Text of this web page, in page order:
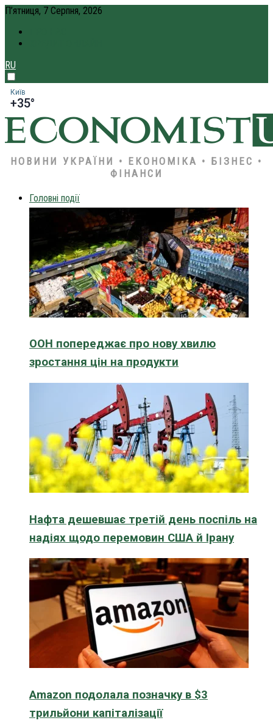
П’ятниця, 7 Серпня, 2026
RU
Київ
+35°
НОВИНИ УКРАЇНИ • ЕКОНОМІКА • БІЗНЕС •
ФІНАНСИ
Головні події
ООН попереджає про нову хвилю
зростання цін на продукти
Нафта дешевшає третій день поспіль на
надіях щодо перемовин США й Ірану
Amazon подолала позначку в $3
трильйони капіталізації